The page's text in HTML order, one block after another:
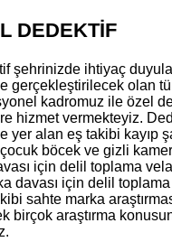
DEDEKTİF
şehrinizde ihtiyaç
gerçekleştirilecek olan
kadromuz ile özel
hizmet vermekteyiz.
yer alan eş takibi kayıp
böcek ve gizli
için delil toplama
davası için delil
sahte marka
birçok araştırma